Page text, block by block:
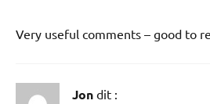
Very useful comments – good to
Jon dit :